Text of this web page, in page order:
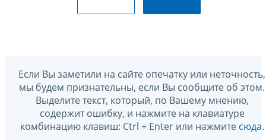
Если Вы заметили на сайте опечатку или неточность,
мы будем признательны, если Вы сообщите об этом.
Выделите текст, который, по Вашему мнению,
содержит ошибку, и нажмите на клавиатуре
комбинацию клавиш: Ctrl + Enter или нажмите сюда.